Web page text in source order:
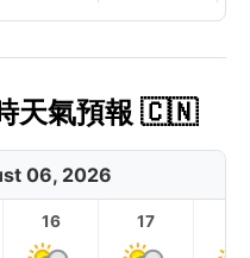
天氣預報 🇨🇳
06, 2026
16 17